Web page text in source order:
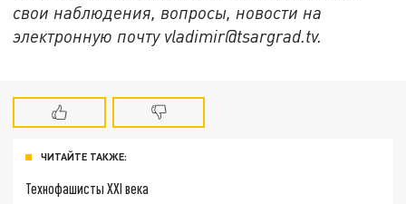
свои наблюдения, вопросы, новости на
электронную почту vladimir@tsargrad.tv.
ЧИТАЙТЕ ТАКЖЕ:
Технофашисты XXI века